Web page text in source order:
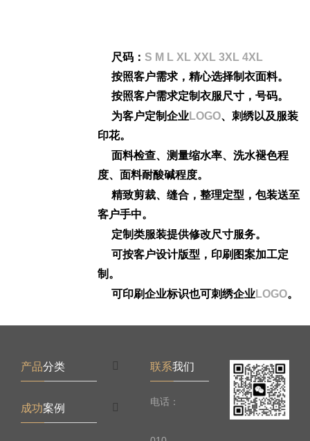
尺码： S M L XL XXL 3XL 4XL
按照客户需求，精心选择制衣面料。
按照客户需求定制衣服尺寸，号码。
为客户定制企业LOGO、刺绣以及服装
印花。
面料检查、测量缩水率、洗水褪色程
度、面料耐酸碱程度。
精致剪裁、缝合，整理定型，包装送至
客户手中。
定制类服装提供修改尺寸服务。
可按客户设计版型，印刷图案加工定
制。
可印刷企业标识也可刺绣企业LOGO。
产品分类
成功案例
联系我们
电话：